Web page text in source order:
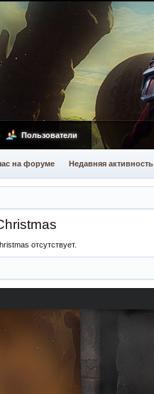
отсутствует.
Пользователи
на форуме Недавняя активность